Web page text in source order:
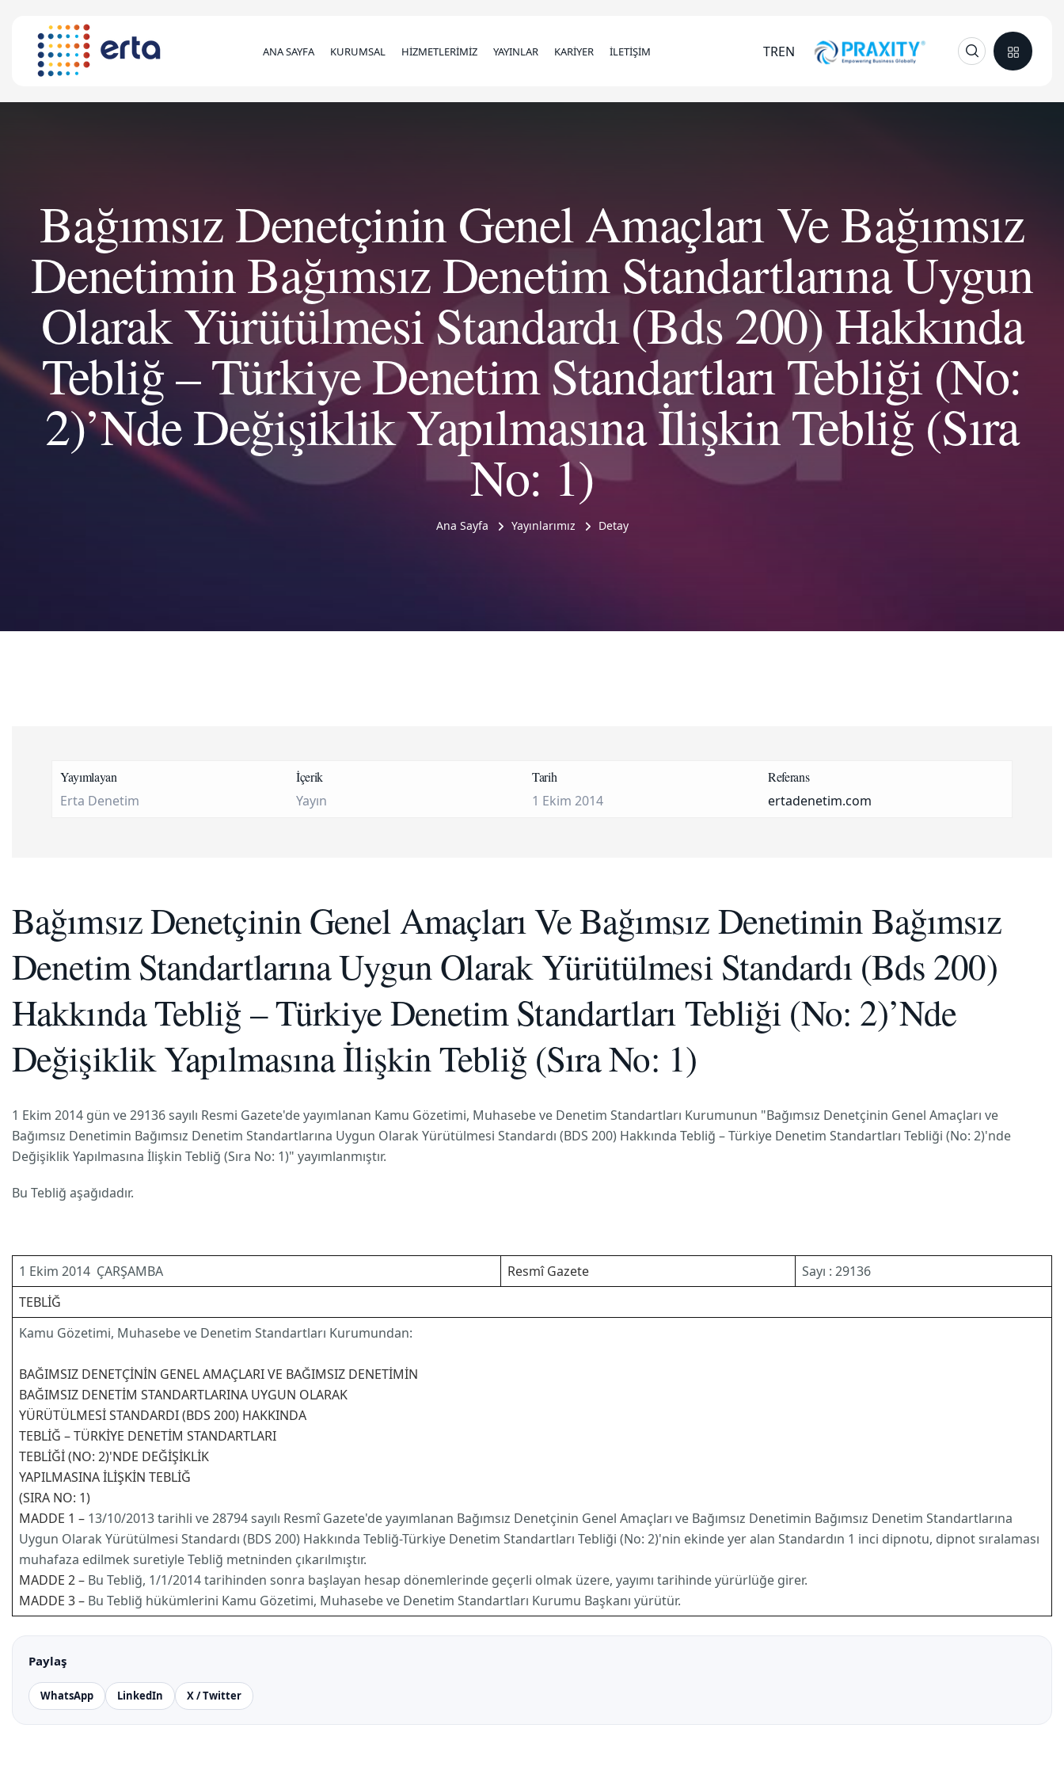
ANA SAYFA KURUMSAL HİZMETLERİMİZ YAYINLAR KARİYER İLETİŞİM TREN
Bağımsız Denetçinin Genel Amaçları Ve Bağımsız
Denetimin Bağımsız Denetim Standartlarına Uygun
Olarak Yürütülmesi Standardı (Bds 200) Hakkında
Tebliğ – Türkiye Denetim Standartları Tebliği (No:
2)’Nde Değişiklik Yapılmasına İlişkin Tebliğ (Sıra
No: 1)
Ana Sayfa Yayınlarımız Detay
Yayımlayan
Erta Denetim
İçerik
Yayın
Tarih
1 Ekim 2014
Referans
ertadenetim.com
Bağımsız Denetçinin Genel Amaçları Ve Bağımsız Denetimin Bağımsız
Denetim Standartlarına Uygun Olarak Yürütülmesi Standardı (Bds 200)
Hakkında Tebliğ – Türkiye Denetim Standartları Tebliği (No: 2)’Nde
Değişiklik Yapılmasına İlişkin Tebliğ (Sıra No: 1)
1 Ekim 2014 gün ve 29136 sayılı Resmi Gazete'de yayımlanan Kamu Gözetimi, Muhasebe ve Denetim Standartları Kurumunun "Bağımsız Denetçinin Genel Amaçları ve
Bağımsız Denetimin Bağımsız Denetim Standartlarına Uygun Olarak Yürütülmesi Standardı (BDS 200) Hakkında Tebliğ – Türkiye Denetim Standartları Tebliği (No: 2)'nde
Değişiklik Yapılmasına İlişkin Tebliğ (Sıra No: 1)" yayımlanmıştır.
Bu Tebliğ aşağıdadır.
1 Ekim 2014 ÇARŞAMBA Resmî Gazete
Sayı : 29136
TEBLİĞ
Kamu Gözetimi, Muhasebe ve Denetim Standartları Kurumundan:
BAĞIMSIZ DENETÇİNİN GENEL AMAÇLARI VE BAĞIMSIZ DENETİMİN
BAĞIMSIZ DENETİM STANDARTLARINA UYGUN OLARAK
YÜRÜTÜLMESİ STANDARDI (BDS 200) HAKKINDA
TEBLİĞ – TÜRKİYE DENETİM STANDARTLARI
TEBLİĞİ (NO: 2)'NDE DEĞİŞİKLİK
YAPILMASINA İLİŞKİN TEBLİĞ
(SIRA NO: 1)
MADDE 1 – 13/10/2013 tarihli ve 28794 sayılı Resmî Gazete'de yayımlanan Bağımsız Denetçinin Genel Amaçları ve Bağımsız Denetimin Bağımsız Denetim Standartlarına
Uygun Olarak Yürütülmesi Standardı (BDS 200) Hakkında Tebliğ-Türkiye Denetim Standartları Tebliği (No: 2)'nin ekinde yer alan Standardın 1 inci dipnotu, dipnot sıralaması
muhafaza edilmek suretiyle Tebliğ metninden çıkarılmıştır.
MADDE 2 – Bu Tebliğ, 1/1/2014 tarihinden sonra başlayan hesap dönemlerinde geçerli olmak üzere, yayımı tarihinde yürürlüğe girer.
MADDE 3 – Bu Tebliğ hükümlerini Kamu Gözetimi, Muhasebe ve Denetim Standartları Kurumu Başkanı yürütür.
Paylaş
WhatsApp LinkedIn X / Twitter